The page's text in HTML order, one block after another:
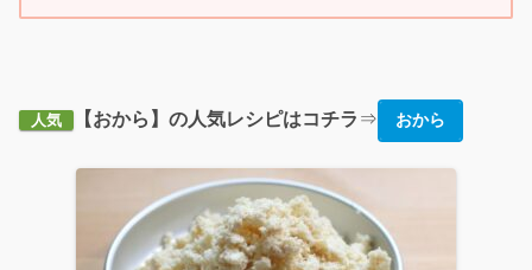
人気 【おから】の人気レシピはコチラ ⇒ おから